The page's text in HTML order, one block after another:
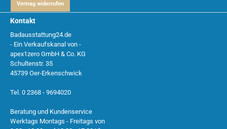
Kontakt
Badausstattung24.de
- Ein Verkaufskanal von -
apex1zero GmbH & Co. KG
Schultenstr. 35
45739 Oer-Erkenschwick
Tel. 0 2368 - 9694020
Beratung und Kundenservice
Werktags Montags - Freitags von
Vertrag widerrufen